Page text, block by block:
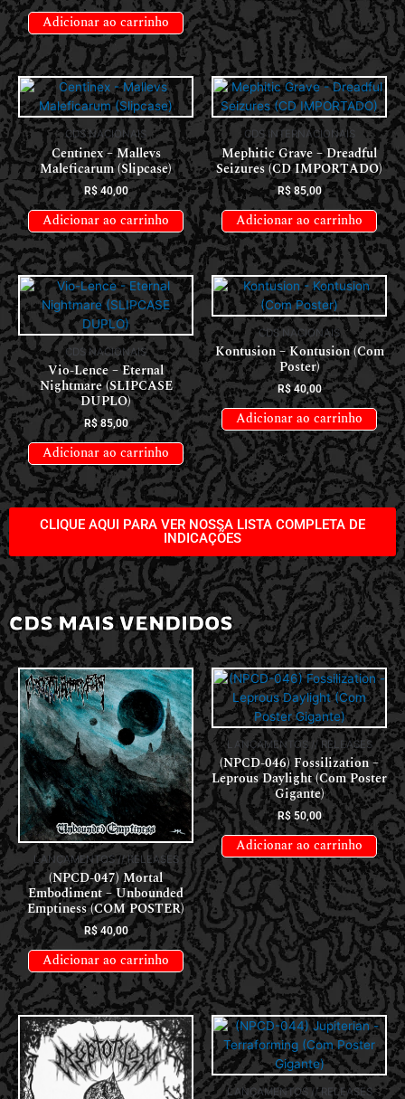
Adicionar ao carrinho
CDS NACIONAIS
Centinex – Mallevs
Maleficarum (Slipcase)
R$40,00
Adicionar ao carrinho
CDS INTERNACIONAIS
Mephitic Grave – Dreadful
Seizures (CD IMPORTADO)
R$85,00
Adicionar ao carrinho
CDS NACIONAIS
Vio-Lence – Eternal
Nightmare (SLIPCASE
DUPLO)
R$85,00
Adicionar ao carrinho
CDS NACIONAIS
Kontusion – Kontusion (Com
Poster)
R$40,00
Adicionar ao carrinho
CLIQUE AQUI PARA VER NOSSA LISTA COMPLETA DE
INDICAÇÕES
CDS MAIS VENDIDOS
LANÇAMENTOS // RELEASES
(NPCD-047) Mortal
Embodiment – Unbounded
Emptiness (COM POSTER)
R$40,00
Adicionar ao carrinho
LANÇAMENTOS // RELEASES
(NPCD-046) Fossilization –
Leprous Daylight (Com Poster
Gigante)
R$50,00
Adicionar ao carrinho
LANÇAMENTOS // RELEASES